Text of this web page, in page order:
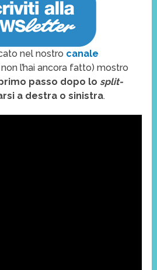
nel nostro canale
l’hai ancora fatto) mostro
passo dopo losplit-
a destra o sinistra.